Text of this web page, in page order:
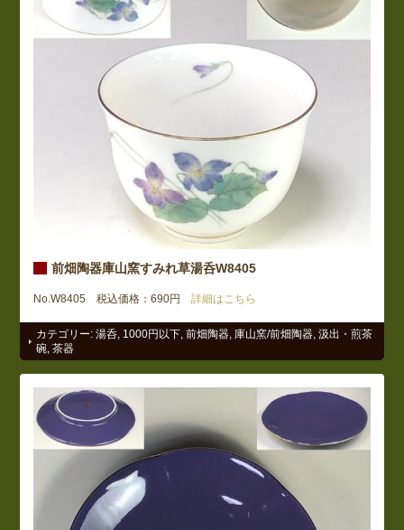
前畑陶器庫山窯すみれ草湯呑W8405
No.W8405 税込価格：690円 詳細はこちら
カテゴリー:湯呑 1000円以下 ,前畑陶器 庫山窯/前畑陶器 ,汲出・煎茶
碗 ,茶器